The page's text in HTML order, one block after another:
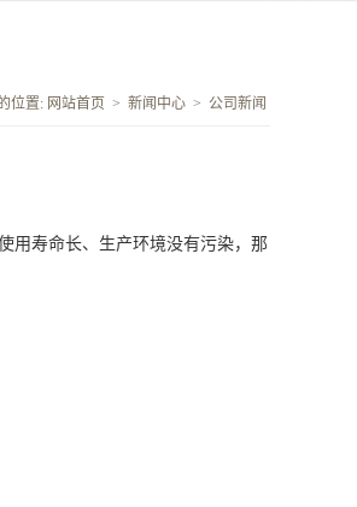
位置: 网站首页 > 新闻中心 > 公司新闻
寿命长、生产环境没有污染，那